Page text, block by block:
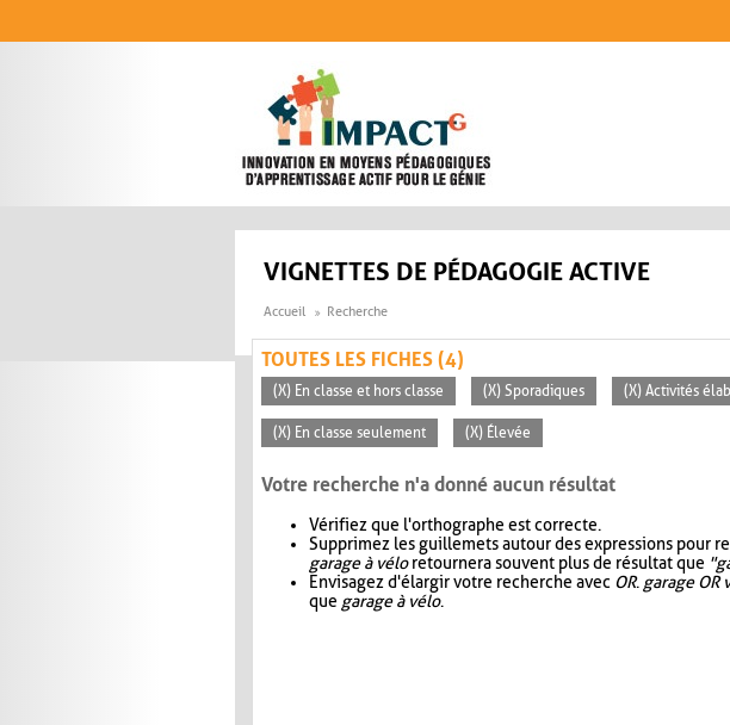
VIGNETTES DE PÉDAGOGIE ACTIVE
Accueil Recherche
TOUTES LES FICHES (4)
(X) En classe et hors classe (X) Sporadiques (X) Activités
(X) En classe seulement (X) Élevée
Votre recherche n'a donné aucun résultat
Vérifiez que l'orthographe est correcte.
Supprimez les guillemets autour des expressions pour
garage à véloretournera souvent plus de résultat que
Envisagez d'élargir votre recherche avec OR. garage OR
que garage à vélo.